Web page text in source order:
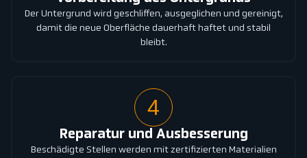
Der Untergrund wird geschliffen, ausgeglichen und gereinigt,
damit die neue Oberfläche dauerhaft haftet und stabil
bleibt.
4
Reparatur und Ausbesserung
Beschädigte Stellen werden mit zertifizierten Materialien